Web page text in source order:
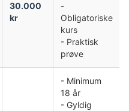
30.000
kr
-
Obligatoriske
kurs
- Praktisk
prøve
- Minimum
18 år
- Gyldig